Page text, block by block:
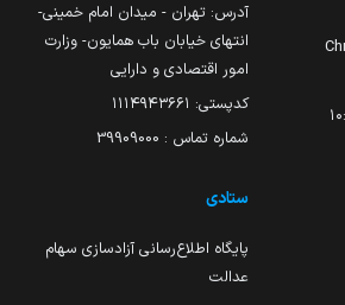
آدرس: تهران - میدان امام خمینی-
انتهای خیابان باب همایون- وزارت
امور اقتصادی و دارایی
کدپستی: ۱۱۱۴۹۴۳۶۶۱
شماره تماس : 39909000
ستادی
پایگاه اطلاع‌رسانی آزادسازی سهام
عدالت